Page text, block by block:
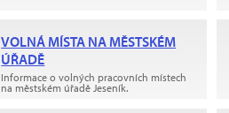
VOLNÁ MÍSTA NA MĚSTSKÉM
ÚŘADĚ
Informace o volných pracovních místech
na městském úřadě Jeseník.